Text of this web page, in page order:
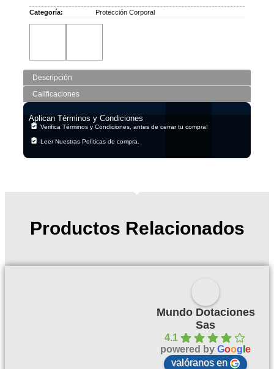
Descripción
Calificaciones
Categoría: Protección Corporal
Aplican Términos y Condiciones
Verifica Términos y Condiciones, antes de cerrar tu compra!
Leer Nuestras Políticas de compra.
Productos Relacionados
Mundo Dotaciones
Sas
4.1
powered by Goog e
valóranos en